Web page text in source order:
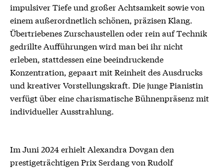
impulsiver Tiefe und großer Achtsamkeit sowie von
einem außerordnetlich schönen, präzisen Klang.
Übertriebenes Zurschaustellen oder rein auf Technik
gedrillte Aufführungen wird man bei ihr nicht
erleben, stattdessen eine beeindruckende
Konzentration, gepaart mit Reinheit des Ausdrucks
und kreativer Vorstellungskraft. Die junge Pianistin
verfügt über eine charismatische Bühnenpräsenz mit
individueller Ausstrahlung.
Im Juni 2024 erhielt Alexandra Dovgan den
prestigeträchtigen Prix Serdang von Rudolf